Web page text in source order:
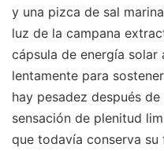
y una pizca de sal
luz de la campana
cápsula de energía solar
lentamente para
hay pesadez después
sensación de plenitud
que todavía conserva su